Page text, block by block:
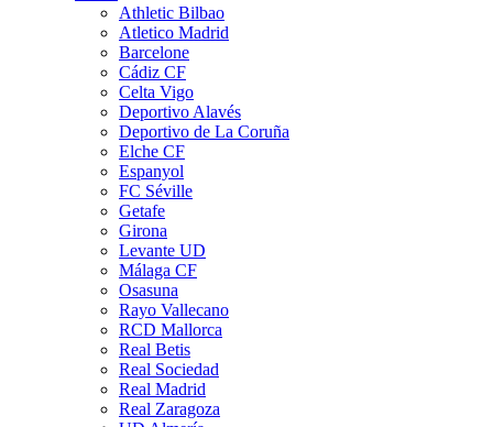
Athletic Bilbao
Atletico Madrid
Barcelone
Cádiz CF
Celta Vigo
Deportivo Alavés
Deportivo de La Coruña
Elche CF
Espanyol
FC Séville
Getafe
Girona
Levante UD
Málaga CF
Osasuna
Rayo Vallecano
RCD Mallorca
Real Betis
Real Sociedad
Real Madrid
Real Zaragoza